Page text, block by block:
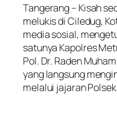
Tangerang – Kisah
melukis di Ciledug,
media sosial,
satunya Kapolres
Pol. Dr. Raden
yang langsung
melalui jajaran